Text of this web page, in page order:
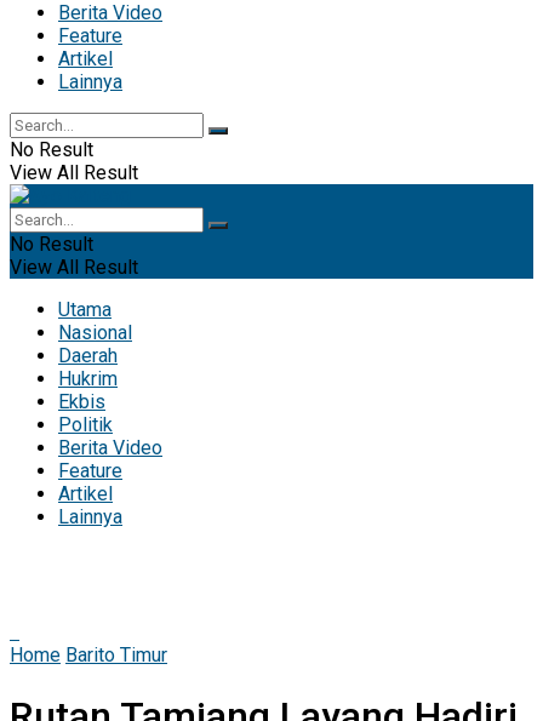
Berita Video
Feature
Artikel
Lainnya
No Result
View All Result
No Result
View All Result
Utama
Nasional
Daerah
Hukrim
Ekbis
Politik
Berita Video
Feature
Artikel
Lainnya
Home Barito Timur